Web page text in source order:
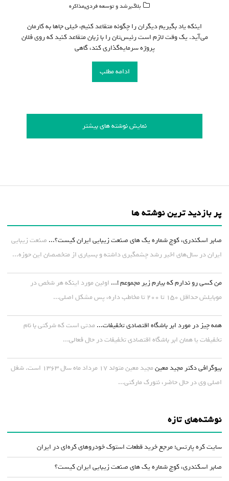
بلاگ,رشد و توسعه فردی,مذاکره
اینکه یاد بگیریم دیگران را چگونه متقاعد کنیم، خیلی‌ جاها به کارمان
می‌آید. یک وقت لازم است رئیس‌تان را با زبان متقاعد کنید که روی فلان
پروژه سرمایه‌گذاری کند، گاهی
ادامه مطلب
نمایش نوشته های بیشتر
پر بازدید ترین نوشته ها
صابر اسکندری، کوچ شماره یک های صنعت زیبایی ایران کیست؟... صنعت زیبایی
ایران در سال‌های اخیر رشد چشمگیری داشته و بسیاری از متخصصان این حوزه...
من کسی رو ندارم که بیارم زیر مجموعم !... اولین مورد اینکه هر شخص در
موبایلش حداقل ۱۵۰ تا ۲۰۰ تا مخاطب داره، پس مشکل اصلی...
همه چیز در مورد ابر باشگاه اقتصادی تخفیفات... مدتی است که شرکتی با نام
تخفیفات یا همان ابر باشگاه اقتصادی تخفیفات در حال فعالی...
بیوگرافی دکتر مجید معین
مجید معین متولد ۱۷ مرداد ماه سال ۱۳۶۳ است. شغل
اصلی وی در حال حاضر، نتورک مارکتی...
نوشته‌های تازه
سایت کره پارتس؛ مرجع خرید قطعات استوک خودروهای کره‌ای در ایران
صابر اسکندری، کوچ شماره یک های صنعت زیبایی ایران کیست؟